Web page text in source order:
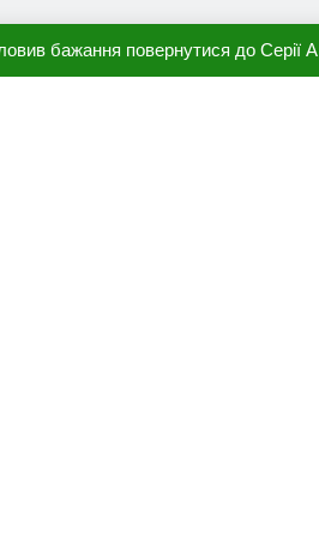
бажання повернутися до Серії А